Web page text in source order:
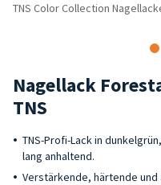
TNS Color Collection
Nagellack
TNS
TNS-Profi-Lack in
lang anhaltend.
Verstärkende, härtende